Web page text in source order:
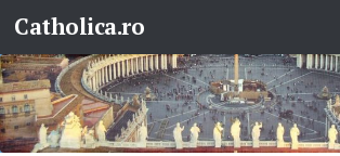
Skip to content
Catholica.ro